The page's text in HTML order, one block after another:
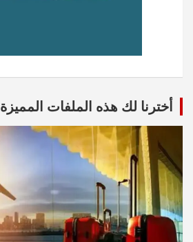
أخترنا لك هذه الملفات المميزة